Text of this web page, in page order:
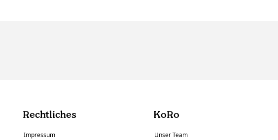
Rechtliches
Impressum
KoRo
Unser Team